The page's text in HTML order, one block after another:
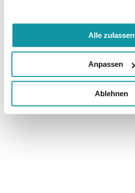
Alle zulassen
Anpassen
Ablehnen